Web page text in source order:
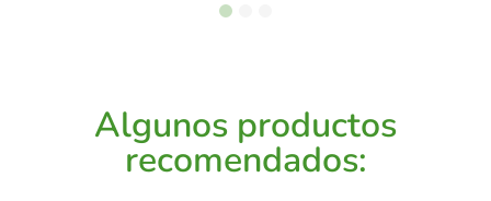
Algunos productos
recomendados: